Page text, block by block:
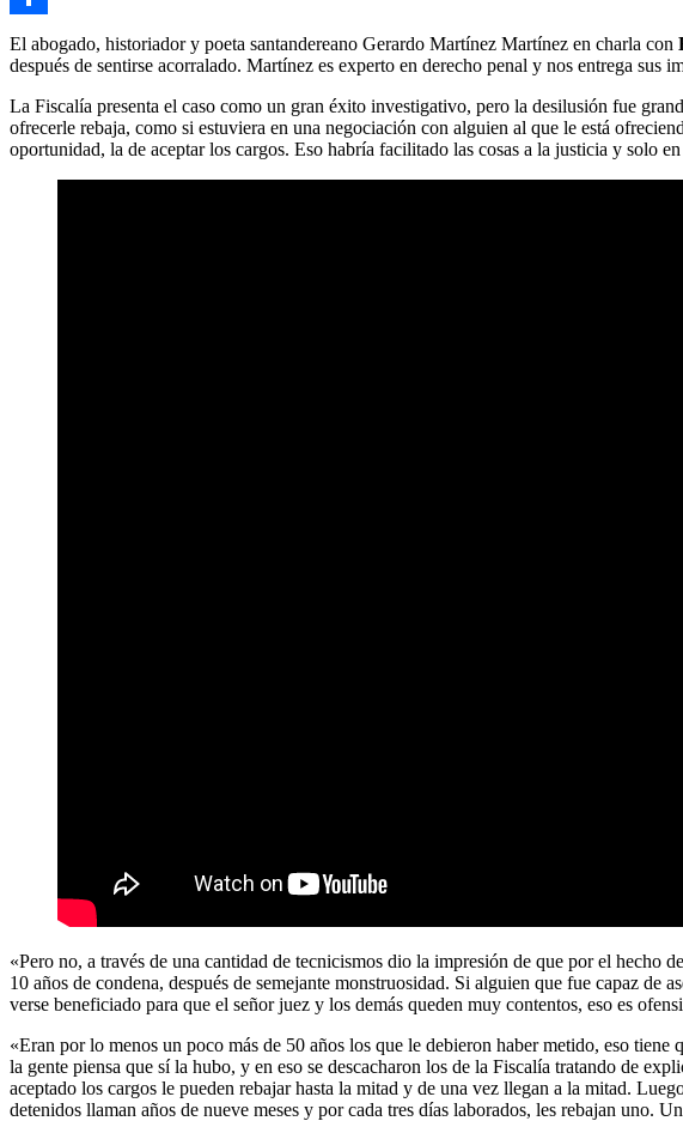
Link
Compartir
El abogado, historiador y poeta santandereano Gerardo Martínez Martínez en charla con
después de sentirse acorralado. Martínez es experto en derecho penal y nos entrega sus
La Fiscalía presenta el caso como un gran éxito investigativo, pero la desilusión fue
ofrecerle rebaja, como si estuviera en una negociación con alguien al que le está
oportunidad, la de aceptar los cargos. Eso habría facilitado las cosas a la justicia y solo
«Pero no, a través de una cantidad de tecnicismos dio la impresión de que por el hecho
10 años de condena, después de semejante monstruosidad. Si alguien que fue capaz
verse beneficiado para que el señor juez y los demás queden muy contentos, eso es
«Eran por lo menos un poco más de 50 años los que le debieron haber metido, eso
la gente piensa que sí la hubo, y en eso se descacharon los de la Fiscalía tratando de
aceptado los cargos le pueden rebajar hasta la mitad y de una vez llegan a la mitad.
detenidos llaman años de nueve meses y por cada tres días laborados, les rebajan uno.